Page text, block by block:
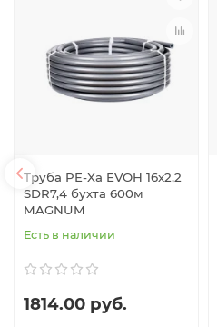
Труба PE-Xa EVOH 16х2,2
SDR7,4 бухта 600м
MAGNUM
Есть в наличии
1814.00 руб.